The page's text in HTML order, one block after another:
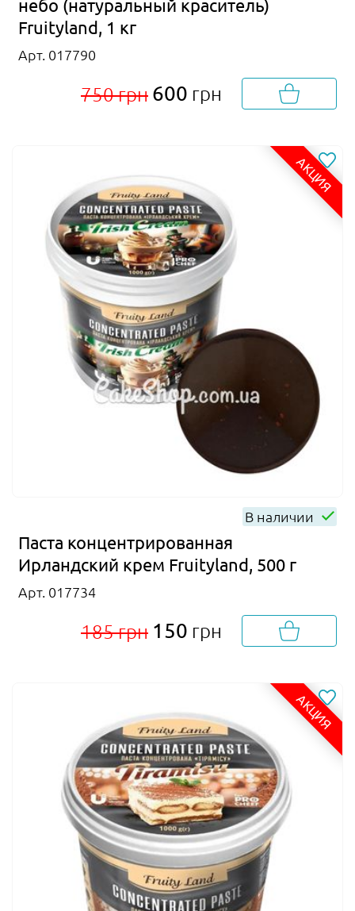
небо (натуральный краситель)
Fruityland, 1 кг
Арт. 017790
750 грн 600 грн
АКЦИЯ
В наличии
Паста концентрированная
Ирландский крем Fruityland, 500 г
Арт. 017734
185 грн 150 грн
АКЦИЯ